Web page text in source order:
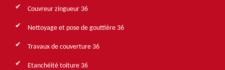
Couvreur zingueur 36
Nettoyage et pose de gouttière 36
Travaux de couverture 36
Etanchéité toiture 36